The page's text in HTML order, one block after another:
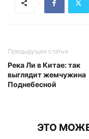
Предыдущая статья
Река Ли в Китае: так
выглядит жемчужина
Поднебесной
ЭТО